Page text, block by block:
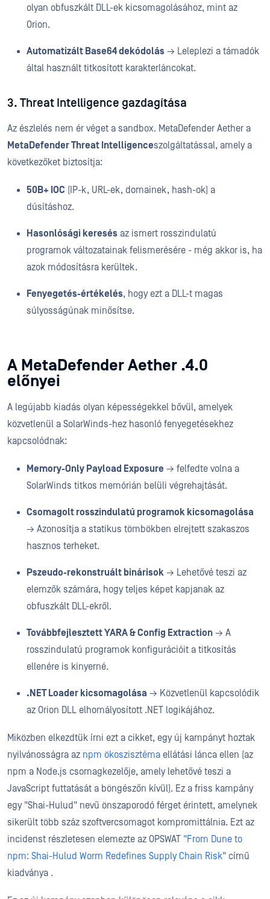
olyan obfuszkált DLL-ek kicsomagolásához, mint az
Orion.
Automatizált Base64 dekódolás → Leleplezi a támadók
által használt titkosított karakterláncokat.
3. Threat Intelligence gazdagítása
Az észlelés nem ér véget a sandbox. MetaDefender Aether a
MetaDefender Threat Intelligenceszolgáltatással, amely a
következőket biztosítja:
50B+ IOC (IP-k, URL-ek, domainek, hash-ok) a
dúsításhoz.
Hasonlósági keresés az ismert rosszindulatú
programok változatainak felismerésére - még akkor is, ha
azok módosításra kerültek.
Fenyegetés-értékelés, hogy ezt a DLL-t magas
súlyosságúnak minősítse.
A MetaDefender Aether .4.0
előnyei
A legújabb kiadás olyan képességekkel bővül, amelyek
közvetlenül a SolarWinds-hez hasonló fenyegetésekhez
kapcsolódnak:
Memory-Only Payload Exposure → felfedte volna a
SolarWinds titkos memórián belüli végrehajtását.
Csomagolt rosszindulatú programok kicsomagolása
→ Azonosítja a statikus tömbökben elrejtett szakaszos
hasznos terheket.
Pszeudo-rekonstruált binárisok → Lehetővé teszi az
elemzők számára, hogy teljes képet kapjanak az
obfuszkált DLL-ekről.
Továbbfejlesztett YARA & Config Extraction → A
rosszindulatú programok konfigurációit a titkosítás
ellenére is kinyerné.
.NET Loader kicsomagolása → Közvetlenül kapcsolódik
az Orion DLL elhomályosított .NET logikájához.
Miközben elkezdtük írni ezt a cikket, egy új kampányt hoztak
nyilvánosságra az npm ökoszisztéma ellátási lánca ellen (az
npm a Node.js csomagkezelője, amely lehetővé teszi a
JavaScript futtatását a böngészőn kívül). Ez a friss kampány
egy "Shai-Hulud" nevű önszaporodó férget érintett, amelynek
sikerült több száz szoftvercsomagot kompromittálnia. Ezt az
incidenst részletesen elemezte az OPSWAT "From Dune to
npm: Shai-Hulud Worm Redefines Supply Chain Risk" című
kiadványa .